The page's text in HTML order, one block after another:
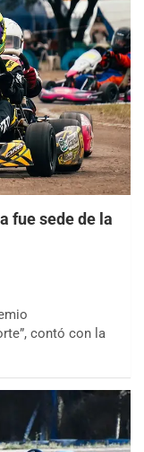
fue sede de la
contó con la